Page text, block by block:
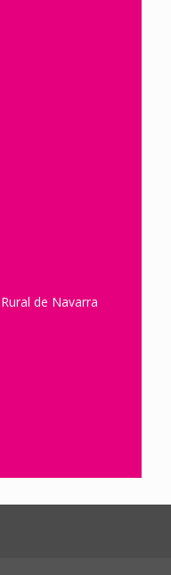
de Navarra